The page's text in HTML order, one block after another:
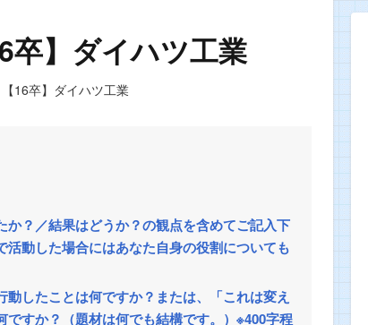
卒】ダイハツ工業
？／結果はどうか？の観点を含めてご記入下
動した場合にはあなた自身の役割についても
動したことは何ですか？または、「これは変え
すか？（題材は何でも結構です。）※400字程